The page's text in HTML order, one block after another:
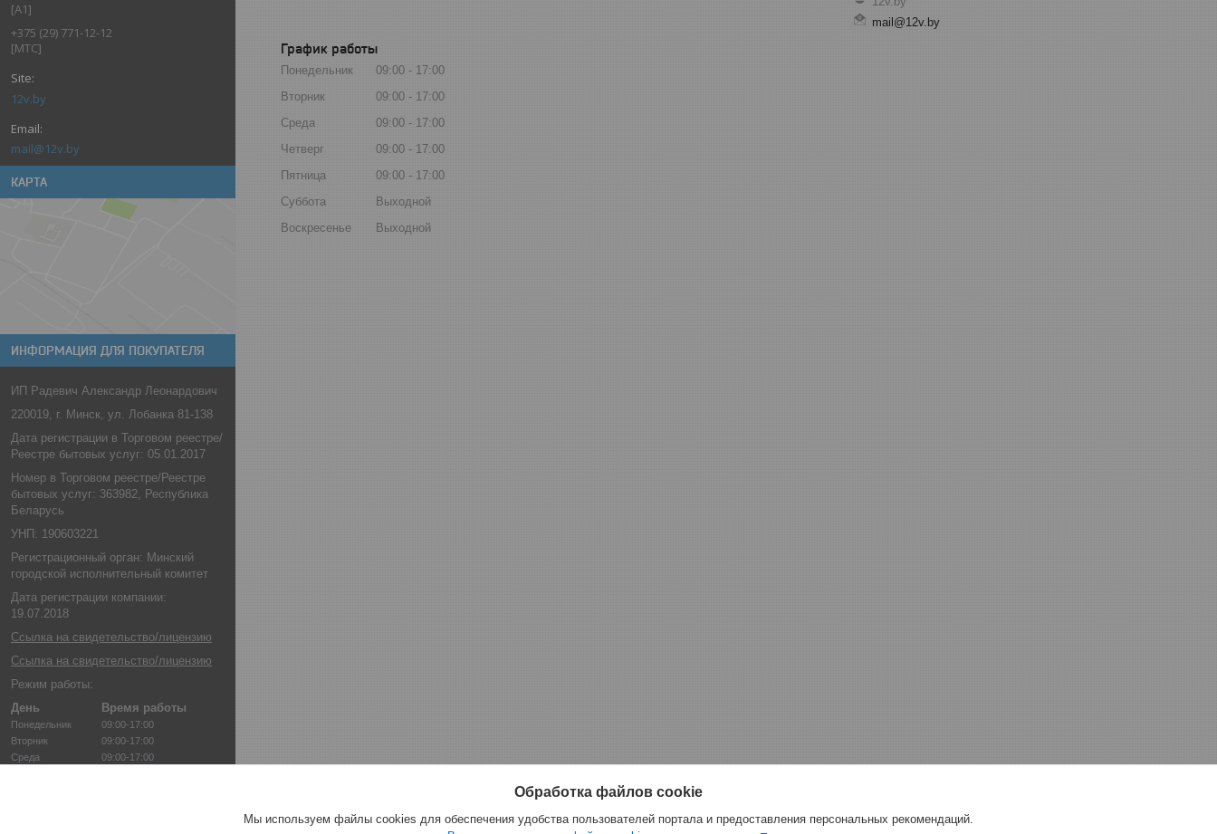
[A1]
+375 (29) 771-12-12
[МТС]
12v.by
mail@12v.by
КАРТА
ИНФОРМАЦИЯ ДЛЯ ПОКУПАТЕЛЯ
ИП Радевич Александр Леонардович
220019, г. Минск, ул. Лобанка 81-138
Дата регистрации в Торговом реестре/
Реестре бытовых услуг: 05.01.2017
Номер в Торговом реестре/Реестре
бытовых услуг: 363982, Республика
Беларусь
УНП: 190603221
Регистрационный орган: Минский
городской исполнительный комитет
Дата регистрации компании:
19.07.2018
Ссылка на свидетельство/лицензию
Ссылка на свидетельство/лицензию
Режим работы:
День
Время работы
Понедельник
09:00-17:00
Вторник
09:00-17:00
Среда
09:00-17:00
mail@12v.by
График работы
Понедельник 09:00
17:00
Вторник
09:00
17:00
Среда
09:00
17:00
Четверг
09:00
17:00
Пятница
09:00
17:00
Суббота
Выходной
Воскресенье
Выходной
Обработка файлов cookie
Мы используем файлы cookies для обеспечения удобства пользователей портала и предоставления персональных рекомендаций.